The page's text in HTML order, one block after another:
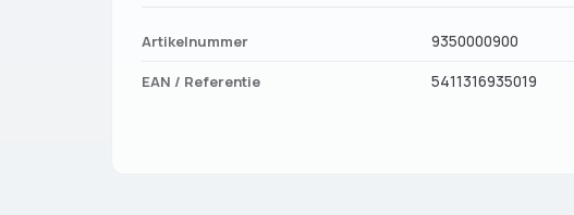
Artikelnummer 9350000900
EAN / Referentie 5411316935019